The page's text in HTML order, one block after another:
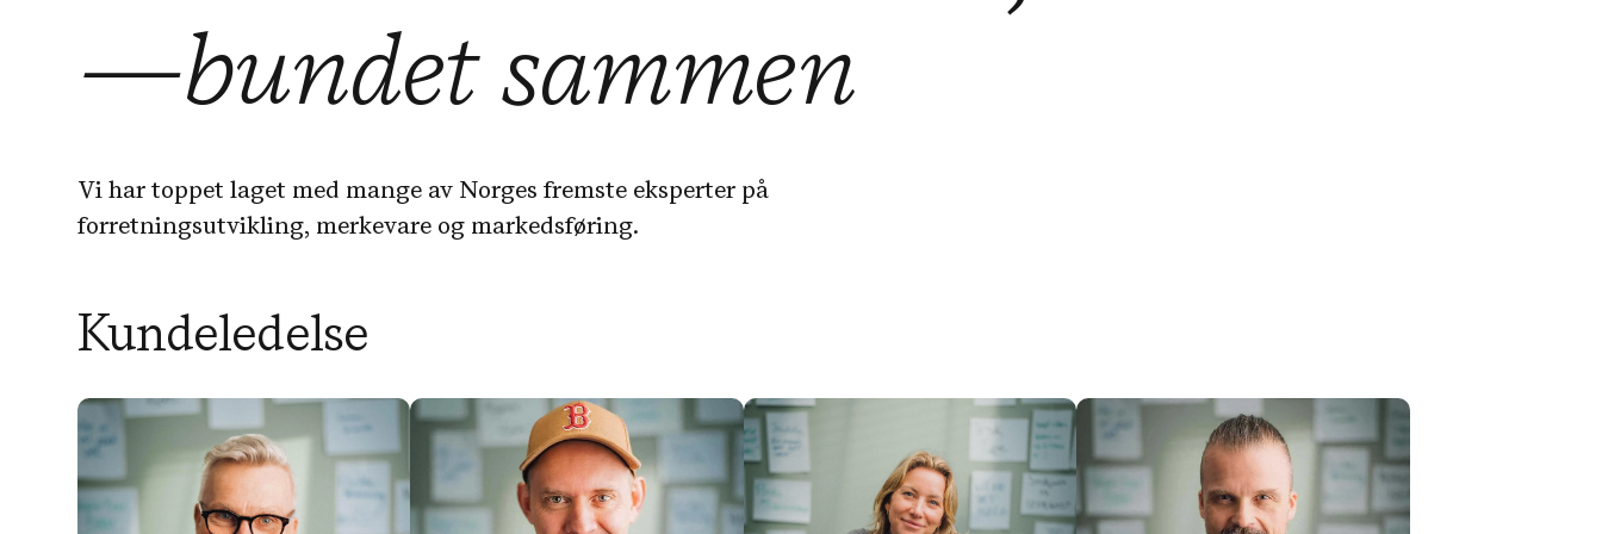
—bundet sammen
Vi har toppet laget med mange av Norges fremste eksperter på
forretningsutvikling, merkevare og markedsføring.
Kundeledelse